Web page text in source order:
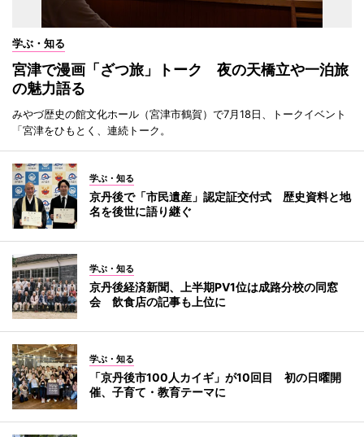
学ぶ・知る
宮津で漫画「ざつ旅」トーク 夜の天橋立や一泊旅
の魅力語る
みやづ歴史の館文化ホール（宮津市鶴賀）で7月18日、トークイベント
「宮津をひもとく、連続トーク。
学ぶ・知る
京丹後で「市民遺産」認定証交付式 歴史資料と地
名を後世に語り継ぐ
学ぶ・知る
京丹後経済新聞、上半期PV1位は成路分校の同窓
会 飲食店の記事も上位に
学ぶ・知る
「京丹後市100人カイギ」が10回目 初の日曜開
催、子育て・教育テーマに